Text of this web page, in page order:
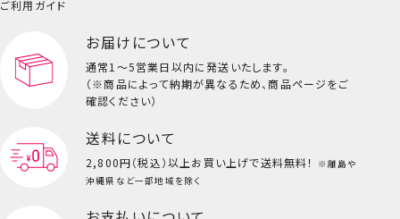
ご利用ガイド
お届けについて
通常1～5営業日以内に発送いたします。
（※商品によって納期が異なるため、商品ページをご
確認ください）
送料について
2,800円（税込）以上お買い上げで送料無料！
※離島や
沖縄県など一部地域を除く